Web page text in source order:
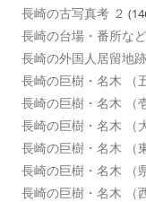
長崎の古写真考 ２
長崎の台場・番所な
長崎の外国人居留地
長崎の巨樹・名木 （
長崎の巨樹・名木 （
長崎の巨樹・名木 （
長崎の巨樹・名木 （
長崎の巨樹・名木 （
長崎の巨樹・名木 （